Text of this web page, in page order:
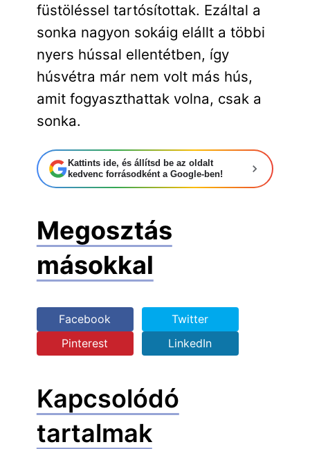
füstöléssel tartósítottak. Ezáltal a
sonka nagyon sokáig elállt a többi
nyers hússal ellentétben, így
húsvétra már nem volt más hús,
amit fogyaszthattak volna, csak a
sonka.
Kattints ide, és állítsd be az oldalt
kedvenc forrásodként a Google-ben!
Megosztás
másokkal
Facebook
Twitter
Pinterest
LinkedIn
Kapcsolódó
tartalmak